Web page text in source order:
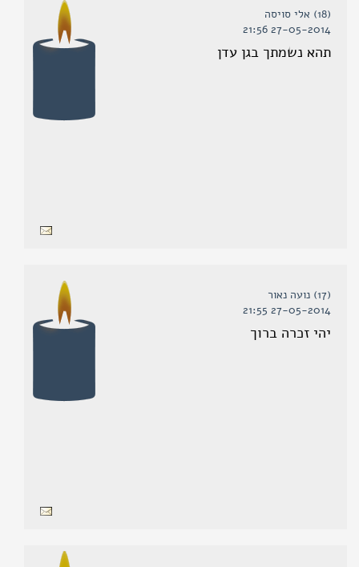
(18) אלי סויסה
27-05-2014 21:56
תהא נשמתך בגן עדן
(17) נועה נאור
27-05-2014 21:55
יהי זכרה ברוך